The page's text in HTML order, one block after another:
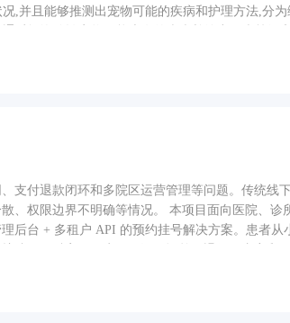
,并且能够推测出宠物可能的疾病和护理方法,分
支付退款闭环和多院区运营管理等问题。传统线
、权限边界不明确等情况。 本项目面向医院、诊
后台 + 多租户 API 的预约挂号解决方案。患者
医生、运营部协同处理挂号和内容运营